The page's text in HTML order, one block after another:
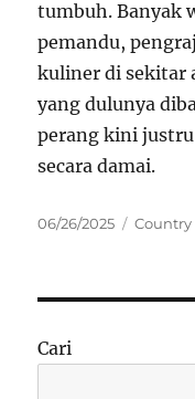
tumbuh. Banyak
pemandu,
kuliner di sekitar
yang dulunya
perang kini
secara damai.
Posted
06/26/2025 Country
Cari